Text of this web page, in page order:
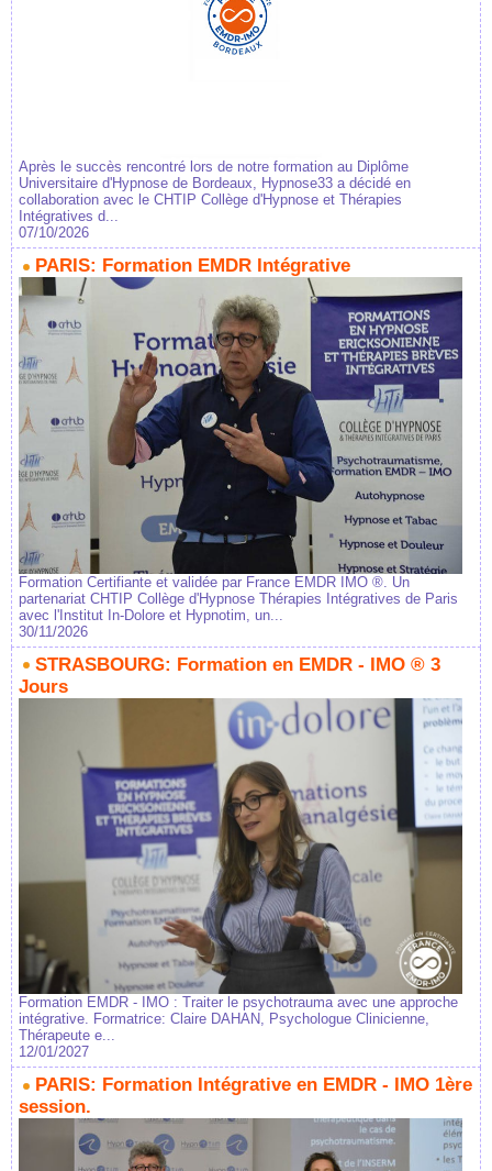
Après le succès rencontré lors de notre formation au Diplôme
Universitaire d'Hypnose de Bordeaux, Hypnose33 a décidé en
collaboration avec le CHTIP Collège d'Hypnose et Thérapies
Intégratives d...
07/10/2026
PARIS: Formation EMDR Intégrative
Formation Certifiante et validée par France EMDR IMO ®. Un
partenariat CHTIP Collège d'Hypnose Thérapies Intégratives de Paris
avec l'Institut In-Dolore et Hypnotim, un...
30/11/2026
STRASBOURG: Formation en EMDR - IMO ® 3
Jours
Formation EMDR - IMO : Traiter le psychotrauma avec une approche
intégrative. Formatrice: Claire DAHAN, Psychologue Clinicienne,
Thérapeute e...
12/01/2027
PARIS: Formation Intégrative en EMDR - IMO 1ère
session.